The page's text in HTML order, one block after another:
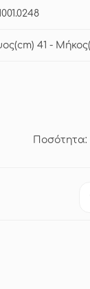
41 -
Ποσότητα: